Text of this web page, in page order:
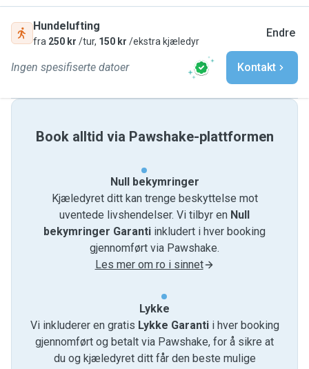
Hundelufting
fra 250 kr /tur, 150 kr /ekstra kjæledyr
Endre
Ingen spesifiserte datoer Kontakt
Book alltid via Pawshake-plattformen
Null bekymringer
Kjæledyret ditt kan trenge beskyttelse mot
uventede livshendelser. Vi tilbyr en Null
bekymringer Garanti inkludert i hver booking
gjennomført via Pawshake.
Les mer om ro i sinnet
Lykke
Vi inkluderer en gratis Lykke Garantii hver booking
gjennomført og betalt via Pawshake, for å sikre at
du og kjæledyret ditt får den beste mulige